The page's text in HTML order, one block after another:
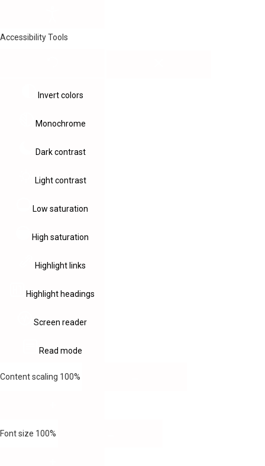
Accessibility Tools
Invert colors
Monochrome
Dark contrast
Light contrast
Low saturation
High saturation
Highlight links
Highlight headings
Screen reader
Read mode
Content scaling 100%
Font size 100%